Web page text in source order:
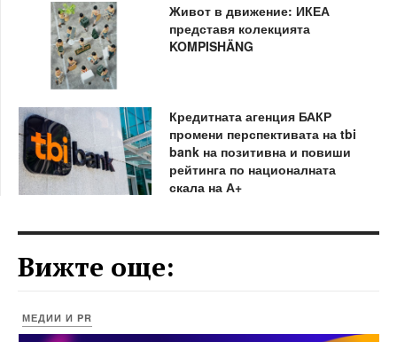
Живот в движение: ИКЕА
представя колекцията
KOMPISHÄNG
Кредитната агенция БАКР
промени перспективата на tbi
bank на позитивна и повиши
рейтинга по националната
скала на А+
Вижте още:
МЕДИИ И PR